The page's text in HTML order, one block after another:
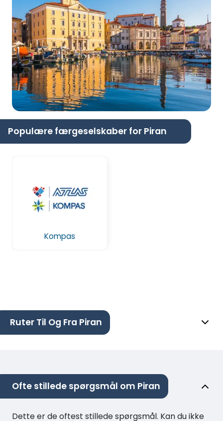
Populære færgeselskaber for Piran
Kompas
Ruter Til Og Fra Piran
Ofte stillede spørgsmål om Piran
Dette er de oftest stillede spørgsmål. Kan du ikke